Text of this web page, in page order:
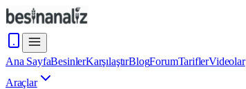
Ana SayfaBesinlerKarşılaştırBlogForumTariflerVideolar
Araçlar